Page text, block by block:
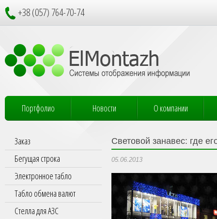
+38 (057) 764-70-74
Портфолио Новости О компании
Заказ
Бегущая строка
Электронное табло
Табло обмена валют
Стелла для АЗС
Световой занавес: где
05.06.2013